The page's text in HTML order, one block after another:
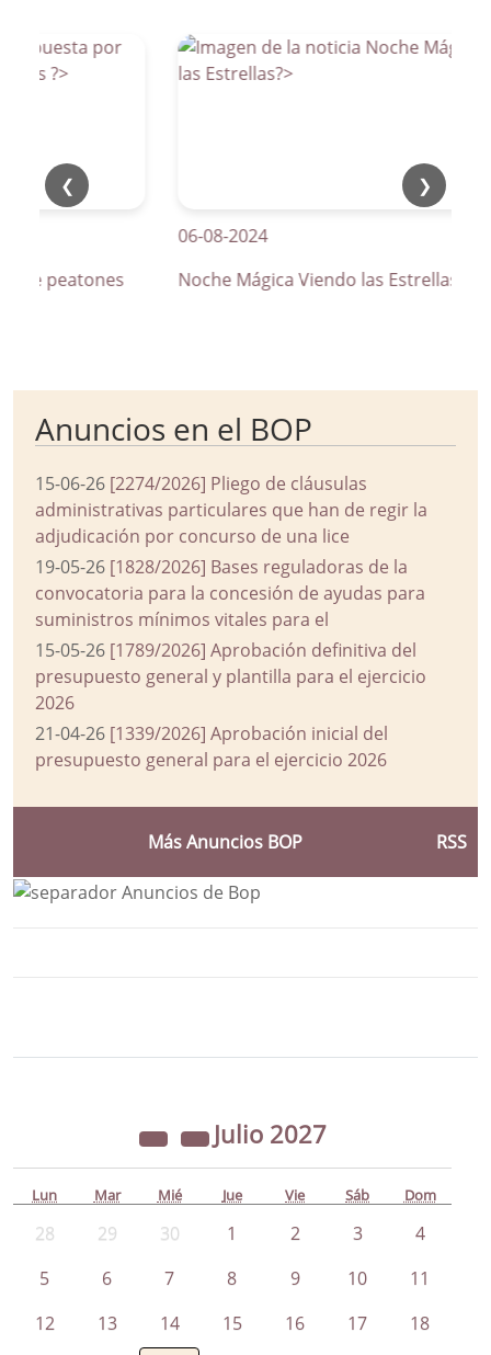
❮ ❯
de peatones
06-08-2024
Noche Mágica Viendo las Estrellas
Anuncios en el BOP
15-06-26 [2274/2026] Pliego de cláusulas
administrativas particulares que han de regir la
adjudicación por concurso de una lice
19-05-26 [1828/2026] Bases reguladoras de la
convocatoria para la concesión de ayudas para
suministros mínimos vitales para el
15-05-26 [1789/2026] Aprobación definitiva del
presupuesto general y plantilla para el ejercicio
2026
21-04-26 [1339/2026] Aprobación inicial del
presupuesto general para el ejercicio 2026
Más Anuncios BOP RSS
Julio 2027
Lun Mar Mié Jue Vie Sáb Dom
28 29 30 1 2 3
4
5
6 7 8 9 10
11
12
13 14 15 16 17 18